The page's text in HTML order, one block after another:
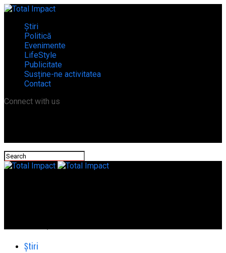
Știri
Politică
Evenimente
LifeStyle
Publicitate
Susține-ne activitatea
Contact
Connect with us
Știri